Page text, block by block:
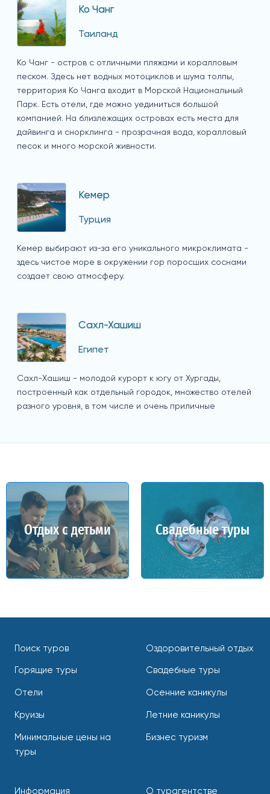
Ко Чанг
Таиланд
Ко Чанг - остров с отличными пляжами и коралловым
песком. Здесь нет водных мотоциклов и шума толпы,
территория Ко Чанга входит в Морской Национальный
Парк. Есть отели, где можно уединиться большой
компанией. На близлежащих островах есть места для
дайвинга и снорклинга - прозрачная вода, коралловый
песок и много морской живности.
Кемер
Турция
Кемер выбирают из-за его уникального микроклимата -
здесь чистое море в окружении гор поросших соснами
создает свою атмосферу.
Сахл-Хашиш
Египет
Сахл-Хашиш - молодой курорт к югу от Хургады,
построенный как отдельный городок, множество отелей
разного уровня, в том числе и очень приличные
Отдых с детьми Свадебные туры
Поиск туров
Горящие туры
Отели
Круизы
Минимальные цены на
туры
Оздоровительный отдых
Свадебные туры
Осенние каникулы
Летние каникулы
Бизнес туризм
Информация О турагентстве